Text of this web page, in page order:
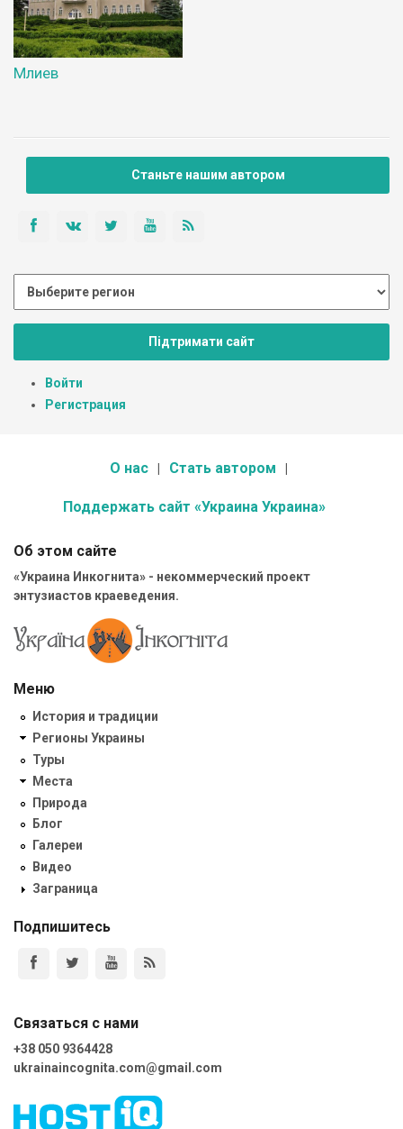
Млиев
Станьте нашим автором
Підтримати сайт
Войти
Регистрация
О нас Стать автором
Поддержать сайт «Украина Украина»
Об этом сайте
«Украина Инкогнита» - некоммерческий проект
энтузиастов краеведения.
Меню
История и традиции
Регионы Украины
Туры
Места
Природа
Блог
Галереи
Видео
Заграница
Подпишитесь
Связаться с нами
+38 050 9364428
ukrainaincognita.com@gmail.com